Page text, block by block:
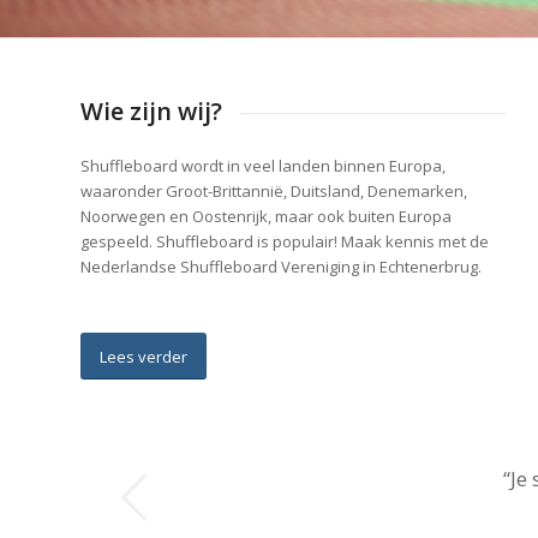
Wie zijn wij?
Shuffleboard wordt in veel landen binnen Europa,
waaronder Groot-Brittannië, Duitsland, Denemarken,
Noorwegen en Oostenrijk, maar ook buiten Europa
gespeeld. Shuffleboard is populair! Maak kennis met de
Nederlandse Shuffleboard Vereniging in Echtenerbrug.
Lees verder